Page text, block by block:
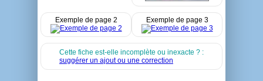
Exemple de page 2 Exemple de page 3
Cette fiche est-elle incomplète ou inexacte ? :
suggérer un ajout ou une correction